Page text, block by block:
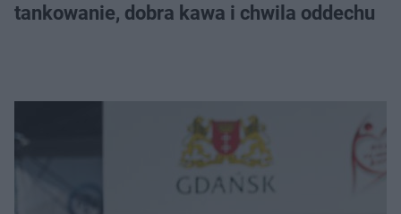
tankowanie, dobra kawa i chwila oddechu